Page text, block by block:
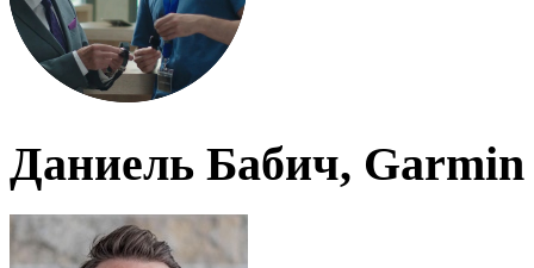
Даниель Бабич, Garmin